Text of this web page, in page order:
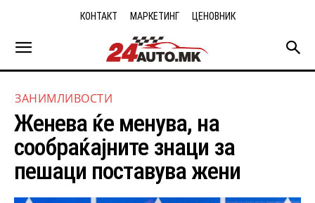
КОНТАКТ МАРКЕТИНГ ЦЕНОВНИК
ЗАНИМЛИВОСТИ
Женева ќе менува, на
сообраќајните знаци за
пешаци поставува жени